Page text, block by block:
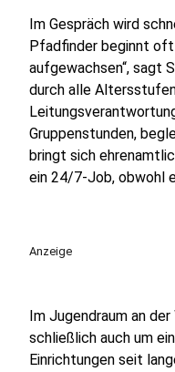
Im Gespräch wird
Pfadfinder beginnt oft
aufgewachsen“, sagt
durch alle
Gruppenstunden,
bringt sich
ein 24/7-Job, obwohl
Anzeige
Im Jugendraum an
schließlich auch um
Einrichtungen seit